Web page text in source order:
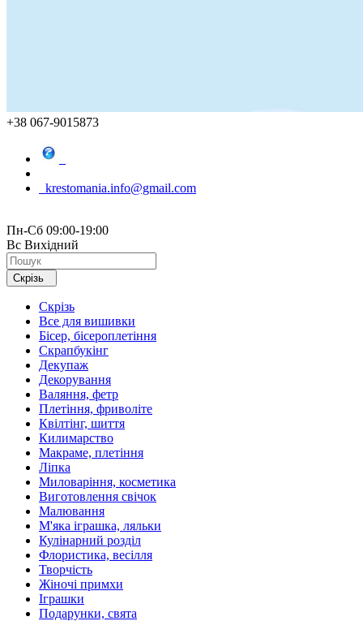
+38 067-9015873
krestomania.info@gmail.com
Пн-Сб 09:00-19:00
Вс Вихідний
Скрізь
Скрізь
Все для вишивки
Бісер, бісероплетіння
Скрапбукінг
Декупаж
Декорування
Валяння, фетр
Плетіння, фриволіте
Квілтінг, шиття
Килимарство
Макраме, плетіння
Ліпка
Миловаріння, косметика
Виготовлення свічок
Малювання
М'яка іграшка, ляльки
Кулінарний розділ
Флористика, весілля
Творчість
Жіночі примхи
Іграшки
Подарунки, свята